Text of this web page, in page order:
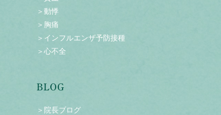
＞動悸
＞胸痛
＞インフルエンザ予防接種
＞心不全
BLOG
＞院長ブログ